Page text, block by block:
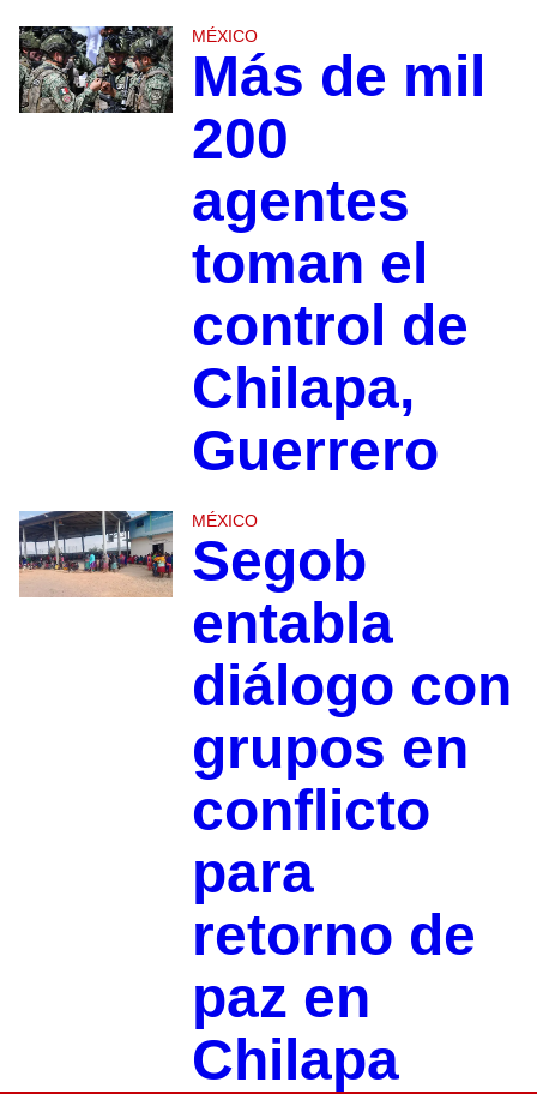
MÉXICO
Más de mil
200
agentes
toman el
control de
Chilapa,
Guerrero
MÉXICO
Segob
entabla
diálogo con
grupos en
conflicto
para
retorno de
paz en
Chilapa